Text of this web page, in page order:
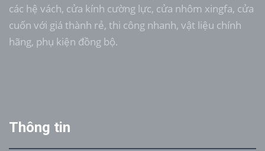
các hệ vách, cửa kính cường lực, cửa nhôm xingfa, cửa
cuốn với giá thành rẻ, thi công nhanh, vật liệu chính
hãng, phụ kiện đồng bộ.
Thông tin